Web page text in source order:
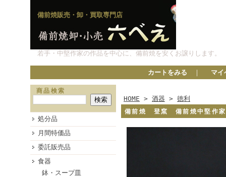
備前焼販売・卸・買取専門店
若手・中堅作家の作品を中心に、備前焼を安くお譲りします。
カートをみる ｜ マイ
商品検索
処分品
月間特価品
委託販売品
食器
鉢・スープ皿
HOME > 酒器 > 徳利
備前焼 登窯 備前焼中堅